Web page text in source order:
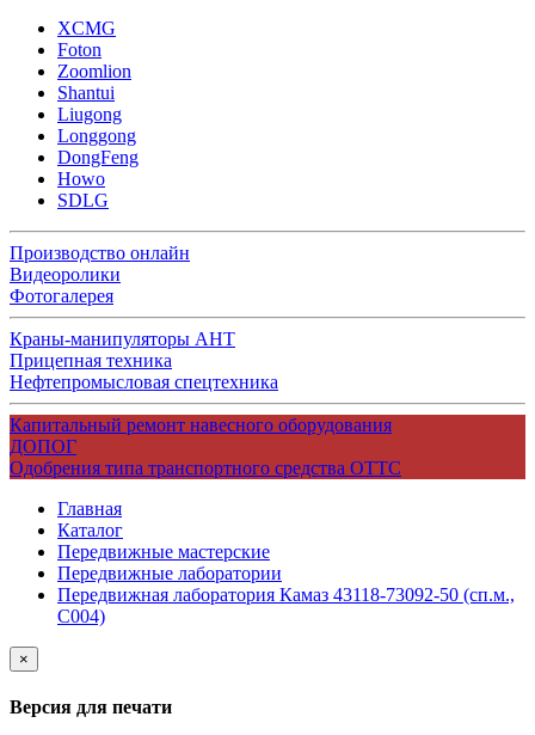
XCMG
Foton
Zoomlion
Shantui
Liugong
Longgong
DongFeng
Howo
SDLG
Производство онлайн
Видеоролики
Фотогалерея
Краны-манипуляторы АНТ
Прицепная техника
Нефтепромысловая спецтехника
Капитальный ремонт навесного оборудования
ДОПОГ
Одобрения типа транспортного средства ОТТС
Главная
Каталог
Передвижные мастерские
Передвижные лаборатории
Передвижная лаборатория Камаз 43118-73092-50 (сп.м.,
С004)
×
Версия для печати